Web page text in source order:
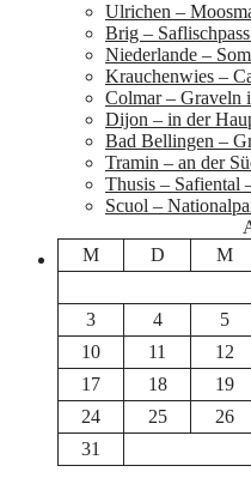
Ulrichen –
Brig –
Niederlande –
Krauchenwies –
Colmar – Graveln
Dijon – in der
Bad Bellingen –
Tramin – an der
Thusis – Safiental
Scuol –
M
D M
3
4 5
10
11 12
17
18 19
24
25 26
31